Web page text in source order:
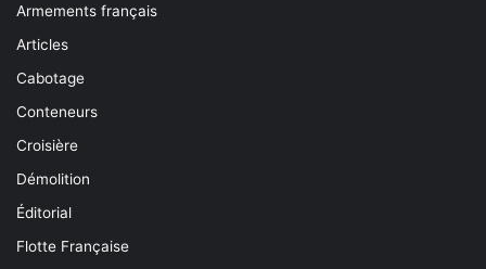
Armements français
Articles
Cabotage
Conteneurs
Croisière
Démolition
Éditorial
Flotte Française